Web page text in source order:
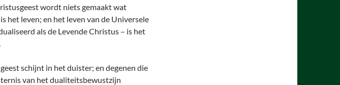
wordt niets gemaakt wat
het leven; en het leven van de Universele
als de Levende Christus – is het
schijnt in het duister; en degenen die
van het dualiteitsbewustzijn